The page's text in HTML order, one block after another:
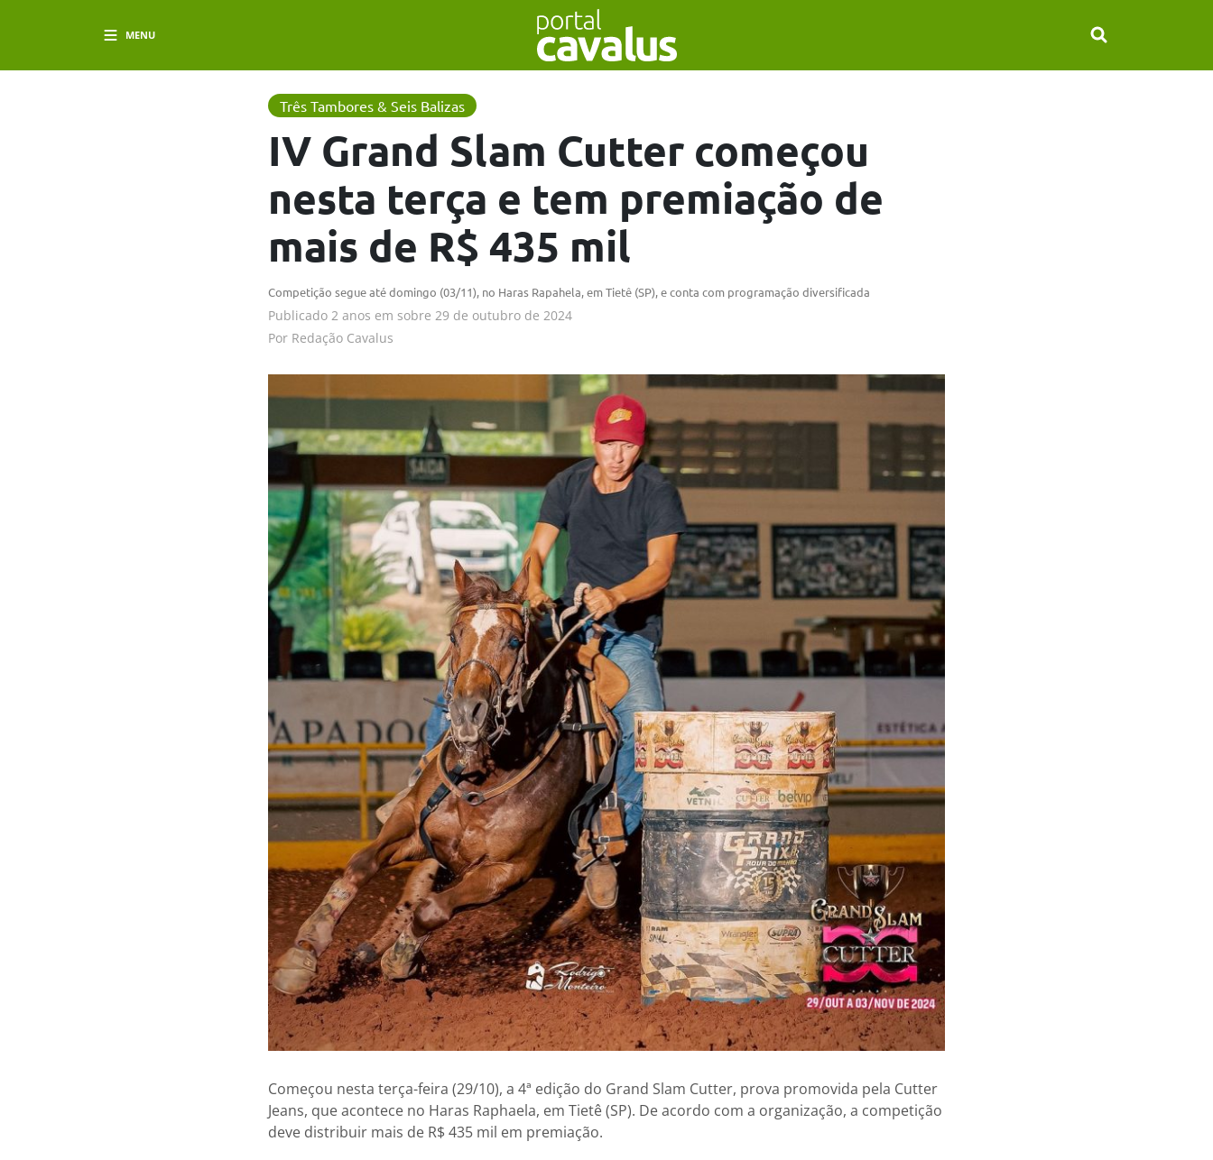
MENU
Três Tambores & Seis Balizas
IV Grand Slam Cutter começou
nesta terça e tem premiação de
mais de R$ 435 mil
Competição segue até domingo (03/11), no Haras Rapahela, em Tietê (SP), e conta com programação diversificada
Publicado 2 anos em sobre 29 de outubro de 2024
Por Redação Cavalus
Começou nesta terça-feira (29/10), a 4ª edição do Grand Slam Cutter, prova promovida pela Cutter
Jeans, que acontece no Haras Raphaela, em Tietê (SP). De acordo com a organização, a competição
deve distribuir mais de R$ 435 mil em premiação.